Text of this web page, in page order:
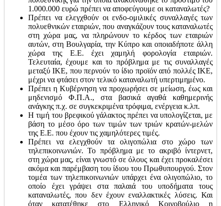
1.000.000 ευρώ πρέπει να αποφεύγουμε οι καταναλωτές?
Πρέπει να ελεγχθούν οι ενδο-ομιλικές συναλλαγές των
πολυεθνικών εταιριών, που αναγκάζουν τους καταναλωτές
στη χώρα μας, να πληρώνουν το κέρδος των εταιριών
αυτών, στη Βουλγαρία, την Κύπρο και οποιαδήποτε άλλη
χώρα της Ε.Ε. έχει χαμηλή φορολογία εταιριών.
Τελευταία, έχουμε και το πρόβλημα με τις συναλλαγές
μεταξύ ΙΚΕ, που περνούν το ίδιο προϊόν από πολλές ΙΚΕ,
μέχρι να φτάσει στον τελικό καταναλωτή υπερτιμημένο.
Πρέπει η Κυβέρνηση να προχωρήσει σε μείωση, έως και
μηδενισμό Φ.Π.Α., στα βασικά αγαθά καθημερινής
ανάγκης π.χ. σε συγκεκριμένα τρόφιμα, ενέργεια κ.λπ.
Η τιμή του βρεφικού γάλακτος πρέπει να υπολογίζεται, με
βάση το μέσο όρο των τιμών των τριών κρατών-μελών
της Ε.Ε. που έχουν τις χαμηλότερες τιμές.
Πρέπει να ελεγχθούν τα ολιγοπώλια στο χώρο των
τηλεπικοινωνιών. Το πρόβλημα με το ακριβό ίντερνετ,
στη χώρα μας, είναι γνωστό σε όλους και έχει προκαλέσει
ακόμα και παρέμβαση του ίδιου του Πρωθυπουργού. Στον
τομέα των τηλεπικοινωνιών υπάρχει ένα ολιγοπώλιο, το
οποίο έχει γράψει στα παλαιά του υποδήματα τους
καταναλωτές, που δεν έχουν εναλλακτικές λύσεις. Και
όταν κατατέθηκε στο Ελληνικό Κοινοβούλιο η